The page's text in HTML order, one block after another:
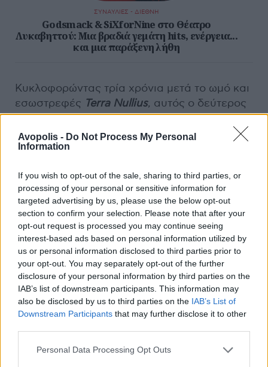
Avopolis - Do Not Process My Personal
Information
If you wish to opt-out of the sale, sharing to third parties, or
processing of your personal or sensitive information for
targeted advertising by us, please use the below opt-out
section to confirm your selection. Please note that after your
opt-out request is processed you may continue seeing
interest-based ads based on personal information utilized by
us or personal information disclosed to third parties prior to
your opt-out. You may separately opt-out of the further
disclosure of your personal information by third parties on the
IAB’s list of downstream participants. This information may
also be disclosed by us to third parties on the IAB’s List of
Downstream Participants that may further disclose it to other
Personal Data Processing Opt Outs
ΣΥΝΑΥΛΙΕΣ - ΔΙΕΘΝΗ
Godsmack & SiXforNine στο Θέατρο
Λυκαβηττού: Μια βραδιά γεμάτη hits, ενέργεια...
και μια παράξενη λήθη
Κυκλοφορώντας τρία χρόνια μετά το ωμό και
εσωστρεφές Terra Nullius, αυτός ο δεύτερος
δίσκος είναι η στιγμή που η μπάντα ενώ
ισχυροποιεί το μελωδικό της οπλοστάσιο,
επιβάλλεται πλέον ως αυθεντική,
πολυκορεσμένη post-second-wave black
metal σκηνή. Είναι ο δίσκος που τους
ανέβασε από τον υπόγειο Καναδικό
υπόκοσμο σε μια ηχηρή παρουσία στη διεθνή
σκηνή του black metal. Ολα τα στοιχεία του
ντεμπούτου που τους έκαναν
αναγνωρίσιμους είναι ακόμα εδώ, απλά στην
υπερθετική τους μορφή. Και όλα όσα
έμοιαζαν με "λιπάκι" έχουν τριμαριστεί
μαεστρικά. ΣτοInfernal Decadence
black metal αριστούργημα που είναι